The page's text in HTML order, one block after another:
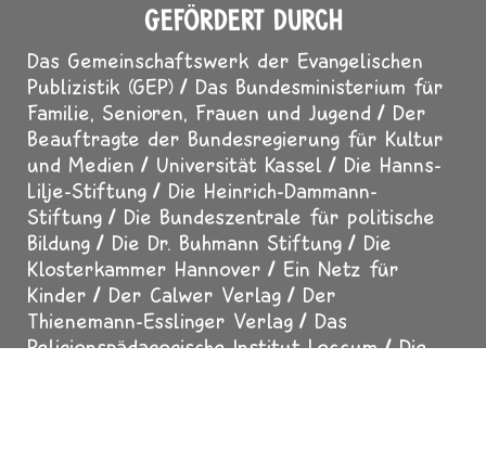
GEFÖRDERT DURCH
Das Gemeinschaftswerk der Evangelischen
Publizistik (GEP)
Das Bundesministerium für
Familie, Senioren, Frauen und Jugend
Der
Beauftragte der Bundesregierung für Kultur
und Medien
Universität Kassel
Die Hanns-
Lilje-Stiftung
Die Heinrich-Dammann-
Stiftung
Die Bundeszentrale für politische
Bildung
Die Dr. Buhmann Stiftung
Die
Klosterkammer Hannover
Ein Netz für
Kinder
Der Calwer Verlag
Der
Thienemann-Esslinger Verlag
Das
Religionspädagogische Institut Loccum
Die